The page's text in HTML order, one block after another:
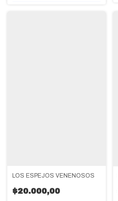
LOS ESPEJOS VENENOSOS
$20.000,00